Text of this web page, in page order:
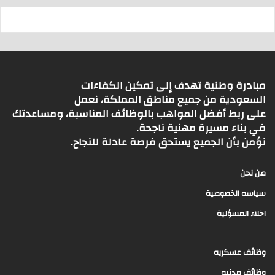
مبادرة وطنية تهدف إلى تمكين الكفاءات
السعودية من جميع مناطق المملكة، نعمل
على ربط أفضل المواهب بالوظائف المناسبة، ومساعدتك
في بناء مسيرة مهنية ناجحة.
نؤمن بأن الجميع يستحق فرصة عادلة للنجاح.
من نحن
سياسه الخصوصية
اخلاء المسؤلية
وظائف عسكريه